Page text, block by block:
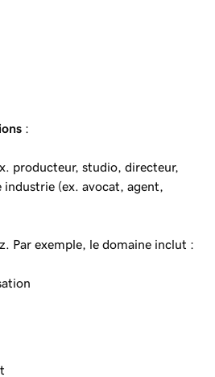
:
producteur, studio, directeur,
(ex. avocat, agent,
Par exemple, le domaine inclut :